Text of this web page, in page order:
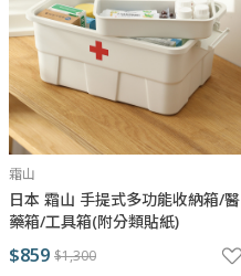
霜山
日本 霜山 手提式多功能收納箱/醫
藥箱/工具箱(附分類貼紙)
$859 $1,300